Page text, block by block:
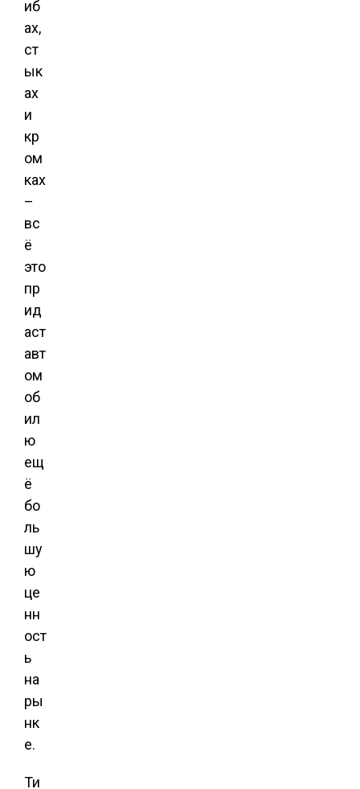
иб
ах,
ст
ык
ах
и
кр
ом
ках
–
вс
ё
это
пр
ид
аст
авт
ом
об
ил
ю
ещ
ё
бо
ль
шу
ю
це
нн
ост
ь
на
ры
нк
е.
Ти